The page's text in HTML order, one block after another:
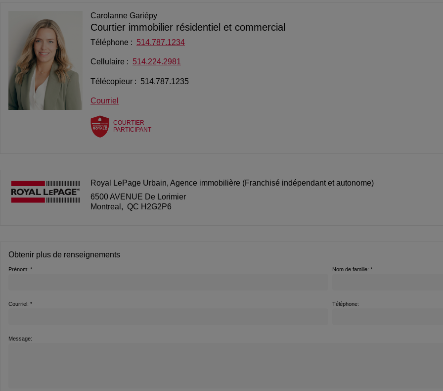
Carolanne Gariépy
Courtier immobilier résidentiel et commercial
Téléphone : 514.787.1234
Cellulaire : 514.224.2981
Télécopieur : 514.787.1235
Courriel
COURTIER
PARTICIPANT
Royal LePage Urbain, Agence immobilière (Franchisé indépendant et autonome)
6500 AVENUE De Lorimier
Montreal, QC H2G2P6
Obtenir plus de renseignements
Prénom: * Nom de famille: *
Courriel: * Téléphone:
Message: